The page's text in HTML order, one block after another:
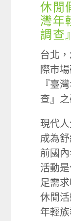
休閒
灣年
調查』
台北
際市
『臺
查』之
現代
成為
前國
活動
足需
休閒
年輕